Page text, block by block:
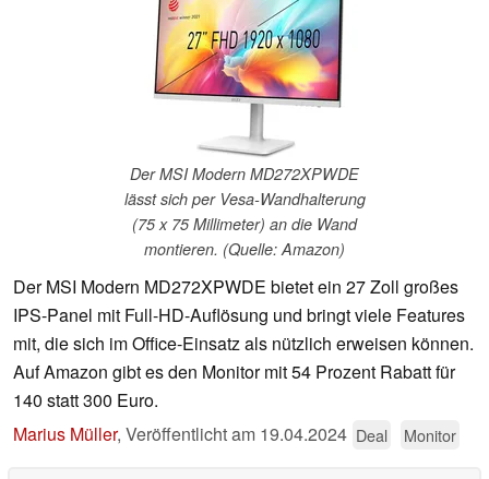
Der MSI Modern MD272XPWDE
lässt sich per Vesa-Wandhalterung
(75 x 75 Millimeter) an die Wand
montieren. (Quelle: Amazon)
Der MSI Modern MD272XPWDE bietet ein 27 Zoll großes
IPS-Panel mit Full-HD-Auflösung und bringt viele Features
mit, die sich im Office-Einsatz als nützlich erweisen können.
Auf Amazon gibt es den Monitor mit 54 Prozent Rabatt für
140 statt 300 Euro.
Marius Müller, Veröffentlicht am 19.04.2024 Deal Monitor